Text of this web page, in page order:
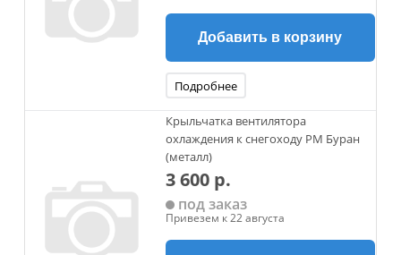
Добавить в корзину
Подробнее
Крыльчатка вентилятора
охлаждения к снегоходу РМ Буран
(металл)
3 600 р.
под заказ
Привезем к 22 августа